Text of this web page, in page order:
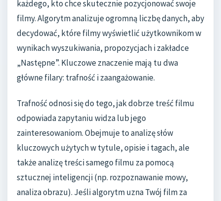
każdego, kto chce skutecznie pozycjonować swoje
filmy. Algorytm analizuje ogromną liczbę danych, aby
decydować, które filmy wyświetlić użytkownikom w
wynikach wyszukiwania, propozycjach i zakładce
„Następne”. Kluczowe znaczenie mają tu dwa
główne filary: trafność i zaangażowanie.
Trafność odnosi się do tego, jak dobrze treść filmu
odpowiada zapytaniu widza lub jego
zainteresowaniom. Obejmuje to analizę słów
kluczowych użytych w tytule, opisie i tagach, ale
także analizę treści samego filmu za pomocą
sztucznej inteligencji (np. rozpoznawanie mowy,
analiza obrazu). Jeśli algorytm uzna Twój film za